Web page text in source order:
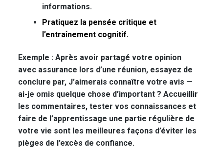
informations.
Pratiquez la pensée critique et
l’entraînement cognitif.
Exemple : Après avoir partagé votre opinion
avec assurance lors d’une réunion, essayez de
conclure par, J’aimerais connaître votre avis —
ai-je omis quelque chose d’important ? Accueillir
les commentaires, tester vos connaissances et
faire de l’apprentissage une partie régulière de
votre vie sont les meilleures façons d’éviter les
pièges de l’excès de confiance.